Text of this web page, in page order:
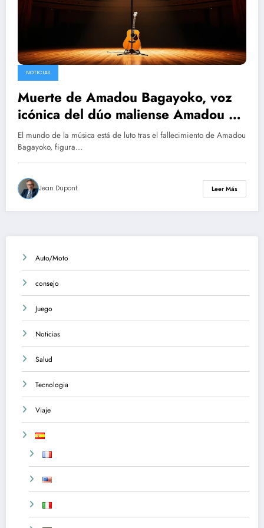
NOTICIAS
Muerte de Amadou Bagayoko, voz
icónica del dúo maliense Amadou y
Mariam
El mundo de la música está de luto tras el fallecimiento de Amadou
Bagayoko, figura…
Jean Dupont Leer Más
Auto/Moto
consejo
Juego
Noticias
Salud
Tecnologia
Viaje